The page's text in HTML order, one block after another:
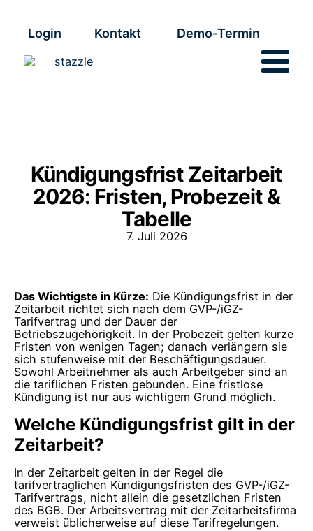
Login Kontakt Demo-Termin
Kündigungsfrist Zeitarbeit
2026: Fristen, Probezeit &
Tabelle
7. Juli 2026
Das Wichtigste in Kürze: Die Kündigungsfrist in der
Zeitarbeit richtet sich nach dem GVP-/iGZ-
Tarifvertrag und der Dauer der
Betriebszugehörigkeit. In der Probezeit gelten kurze
Fristen von wenigen Tagen; danach verlängern sie
sich stufenweise mit der Beschäftigungsdauer.
Sowohl Arbeitnehmer als auch Arbeitgeber sind an
die tariflichen Fristen gebunden. Eine fristlose
Kündigung ist nur aus wichtigem Grund möglich.
Welche Kündigungsfrist gilt in der
Zeitarbeit?
In der Zeitarbeit gelten in der Regel die
tarifvertraglichen Kündigungsfristen des GVP-/iGZ-
Tarifvertrags, nicht allein die gesetzlichen Fristen
des BGB. Der Arbeitsvertrag mit der Zeitarbeitsfirma
verweist üblicherweise auf diese Tarifregelungen.